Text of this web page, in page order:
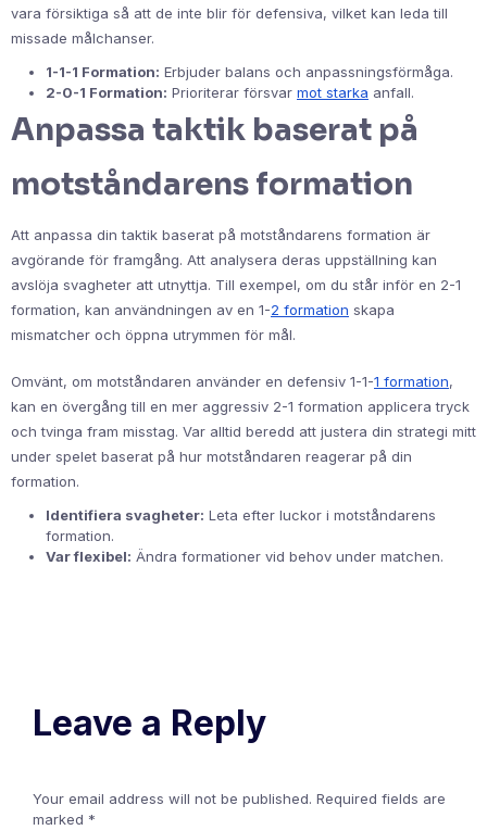
vara försiktiga så att de inte blir för defensiva, vilket kan leda till
missade målchanser.
1-1-1 Formation: Erbjuder balans och anpassningsförmåga.
2-0-1 Formation: Prioriterar försvar mot starka anfall.
Anpassa taktik baserat på
motståndarens formation
Att anpassa din taktik baserat på motståndarens formation är
avgörande för framgång. Att analysera deras uppställning kan
avslöja svagheter att utnyttja. Till exempel, om du står inför en 2-1
formation, kan användningen av en 1-2 formation skapa
mismatcher och öppna utrymmen för mål.
Omvänt, om motståndaren använder en defensiv 1-1-1 formation,
kan en övergång till en mer aggressiv 2-1 formation applicera tryck
och tvinga fram misstag. Var alltid beredd att justera din strategi mitt
under spelet baserat på hur motståndaren reagerar på din
formation.
Identifiera svagheter: Leta efter luckor i motståndarens
formation.
Var flexibel: Ändra formationer vid behov under matchen.
Leave a Reply
Your email address will not be published. Required fields are
marked *